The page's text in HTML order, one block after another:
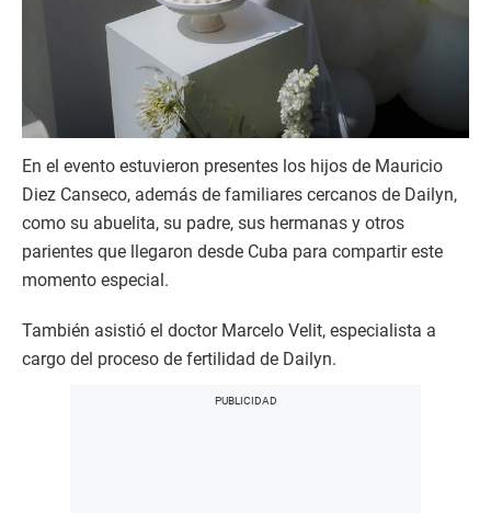
En el evento estuvieron presentes los hijos de Mauricio
Diez Canseco, además de familiares cercanos de Dailyn,
como su abuelita, su padre, sus hermanas y otros
parientes que llegaron desde Cuba para compartir este
momento especial.
También asistió el doctor Marcelo Velit, especialista a
cargo del proceso de fertilidad de Dailyn.